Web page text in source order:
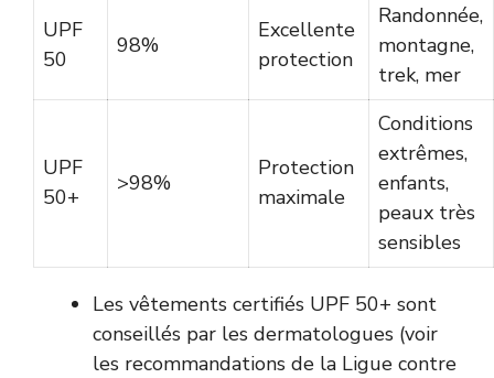
UPF
50
98%
Excellente
protection
Randonnée,
montagne,
trek, mer
UPF
50+
>98%
Protection
maximale
Conditions
extrêmes,
enfants,
peaux très
sensibles
Les vêtements certifiés UPF 50+ sont
conseillés par les dermatologues (voir
les recommandations de la Ligue contre